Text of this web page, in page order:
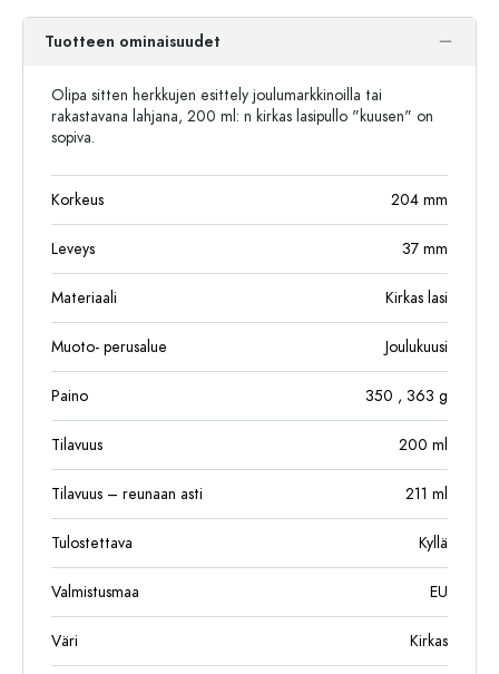
Tuotteen ominaisuudet
Olipa sitten herkkujen esittely joulumarkkinoilla tai
rakastavana lahjana, 200 ml: n kirkas lasipullo "kuusen" on
sopiva.
Korkeus 204 mm
Leveys 37 mm
Materiaali Kirkas lasi
Muoto- perusalue Joulukuusi
Paino 350 , 363 g
Tilavuus 200 ml
Tilavuus – reunaan asti 211 ml
Tulostettava Kyllä
Valmistusmaa EU
Väri Kirkas